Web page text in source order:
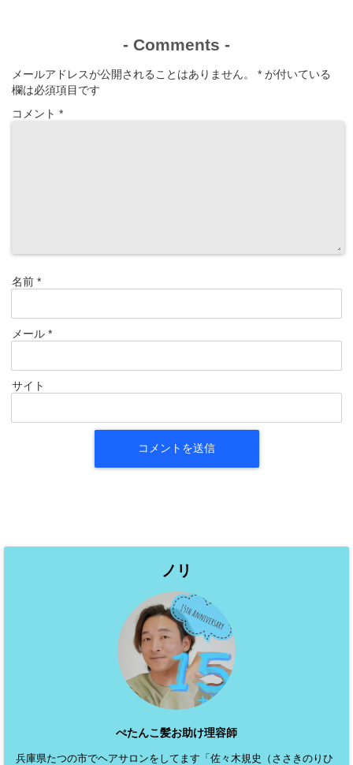
- Comments -
メールアドレスが公開されることはありません。 * が付いている
欄は必須項目です
コメント *
名前 *
メール *
サイト
ノリ
ぺたんこ髪お助け理容師
兵庫県たつの市でヘアサロンをしてます「佐々木規史（ささきのりひ